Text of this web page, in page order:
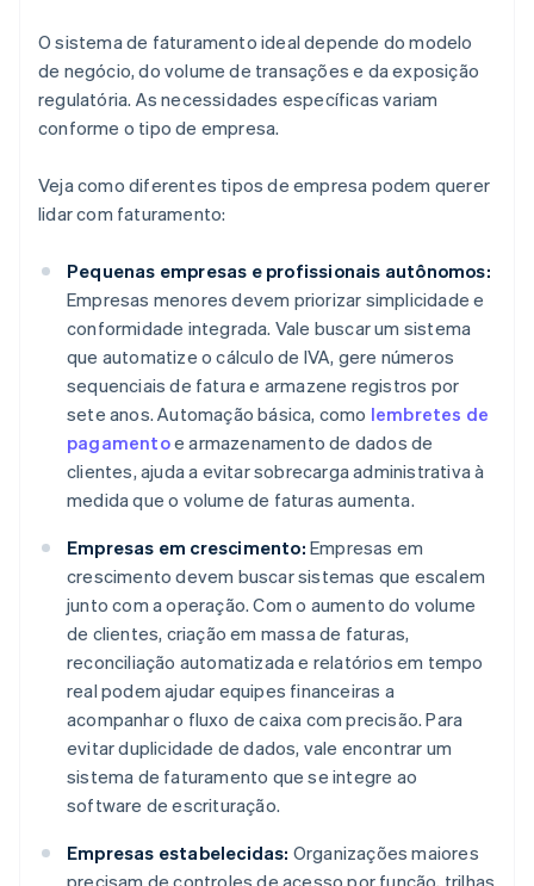
O sistema de faturamento ideal depende do modelo
de negócio, do volume de transações e da exposição
regulatória. As necessidades específicas variam
conforme o tipo de empresa.
Veja como diferentes tipos de empresa podem querer
lidar com faturamento:
Pequenas empresas e profissionais autônomos:
Empresas menores devem priorizar simplicidade e
conformidade integrada. Vale buscar um sistema
que automatize o cálculo de IVA, gere números
sequenciais de fatura e armazene registros por
sete anos. Automação básica, como lembretes de
pagamentoe armazenamento de dados de
clientes, ajuda a evitar sobrecarga administrativa à
medida que o volume de faturas aumenta.
Empresas em crescimento: Empresas em
crescimento devem buscar sistemas que escalem
junto com a operação. Com o aumento do volume
de clientes, criação em massa de faturas,
reconciliação automatizada e relatórios em tempo
real podem ajudar equipes financeiras a
acompanhar o fluxo de caixa com precisão. Para
evitar duplicidade de dados, vale encontrar um
sistema de faturamento que se integre ao
software de escrituração.
Empresas estabelecidas: Organizações maiores